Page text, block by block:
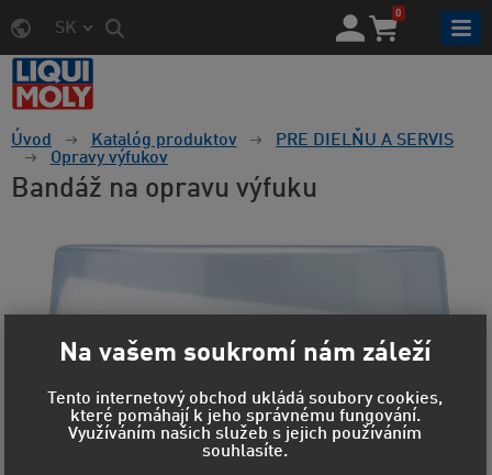
SK
0
Úvod Katalóg produktov
PRE DIELŇU A SERVIS
Opravy výfukov
Bandáž na opravu výfuku
Na vašem soukromí nám záleží
Tento internetový obchod ukládá soubory cookies,
které pomáhají k jeho správnému fungování.
Využíváním našich služeb s jejich používáním
souhlasíte.